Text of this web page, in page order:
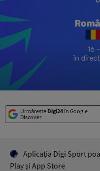
Urmărește Digi24în Google
Discover
Aplicaţia Digi Sport
Play şi App Store